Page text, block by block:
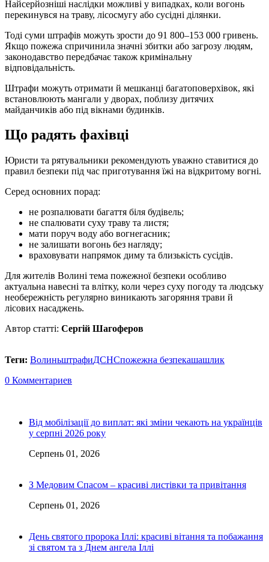
Найсерйозніші наслідки можливі у випадках, коли вогонь
перекинувся на траву, лісосмугу або сусідні ділянки.
Тоді суми штрафів можуть зрости до 91 800–153 000 гривень.
Якщо пожежа спричинила значні збитки або загрозу людям,
законодавство передбачає також кримінальну
відповідальність.
Штрафи можуть отримати й мешканці багатоповерхівок, які
встановлюють мангали у дворах, поблизу дитячих
майданчиків або під вікнами будинків.
Що радять фахівці
Юристи та рятувальники рекомендують уважно ставитися до
правил безпеки під час приготування їжі на відкритому вогні.
Серед основних порад:
не розпалювати багаття біля будівель;
не спалювати суху траву та листя;
мати поруч воду або вогнегасник;
не залишати вогонь без нагляду;
враховувати напрямок диму та близькість сусідів.
Для жителів Волині тема пожежної безпеки особливо
актуальна навесні та влітку, коли через суху погоду та людську
необережність регулярно виникають загоряння трави й
лісових насаджень.
Автор статті: Сергій Шагоферов
Теги: ВолиньштрафиДСНСпожежна безпекашашлик
0 Комментариев
Від мобілізації до виплат: які зміни чекають на українців
у серпні 2026 року
Серпень 01, 2026
З Медовим Спасом – красиві листівки та привітання
Серпень 01, 2026
День святого пророка Іллі: красиві вітання та побажання
зі святом та з Днем ангела Іллі